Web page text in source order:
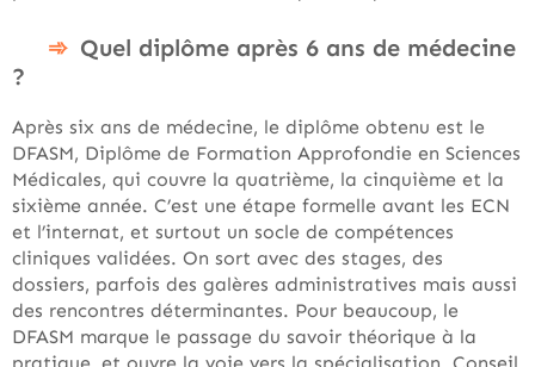
Quel diplôme après 6 ans de médecine
?
Après six ans de médecine, le diplôme obtenu est le
DFASM, Diplôme de Formation Approfondie en Sciences
Médicales, qui couvre la quatrième, la cinquième et la
sixième année. C’est une étape formelle avant les ECN
et l’internat, et surtout un socle de compétences
cliniques validées. On sort avec des stages, des
dossiers, parfois des galères administratives mais aussi
des rencontres déterminantes. Pour beaucoup, le
DFASM marque le passage du savoir théorique à la